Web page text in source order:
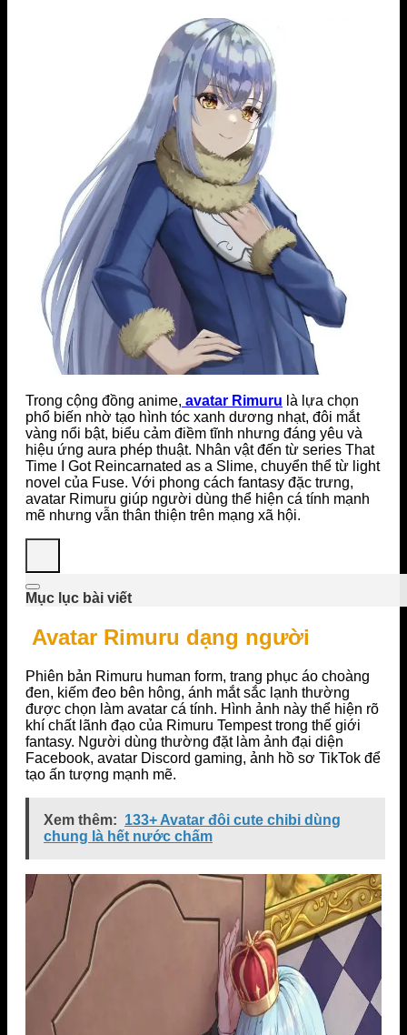
Trong cộng đồng anime, avatar Rimuru là lựa chọn
phổ biến nhờ tạo hình tóc xanh dương nhạt, đôi mắt
vàng nổi bật, biểu cảm điềm tĩnh nhưng đáng yêu và
hiệu ứng aura phép thuật. Nhân vật đến từ series That
Time I Got Reincarnated as a Slime, chuyển thể từ light
novel của Fuse. Với phong cách fantasy đặc trưng,
avatar Rimuru giúp người dùng thể hiện cá tính mạnh
mẽ nhưng vẫn thân thiện trên mạng xã hội.
Mục lục bài viết
Avatar Rimuru dạng người
Phiên bản Rimuru human form, trang phục áo choàng
đen, kiếm đeo bên hông, ánh mắt sắc lạnh thường
được chọn làm avatar cá tính. Hình ảnh này thể hiện rõ
khí chất lãnh đạo của Rimuru Tempesttrong thế giới
fantasy. Người dùng thường đặt làm ảnh đại diện
Facebook, avatar Discord gaming, ảnh hồ sơ TikTok để
tạo ấn tượng mạnh mẽ.
Xem thêm: 133+ Avatar đôi cute chibi dùng
chung là hết nước chấm